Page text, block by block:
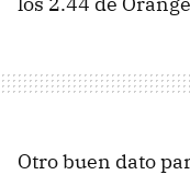
Otro buen dato